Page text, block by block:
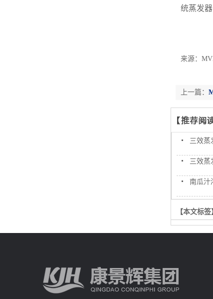
统蒸发
来源：
上一篇：
三效蒸
三效蒸
南瓜汁
【本文标签
【责任编辑